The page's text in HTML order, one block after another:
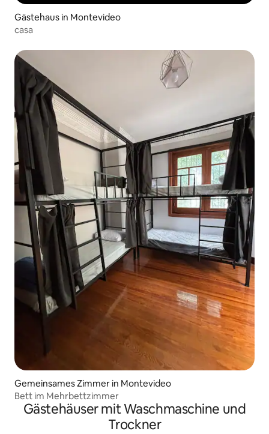
Gästehaus in Montevideo
casa
Gemeinsames Zimmer in Montevideo
Bett im Mehrbettzimmer
Gästehäuser mit Waschmaschine und
Trockner